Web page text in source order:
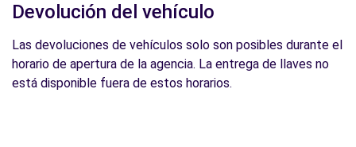
Devolución del vehículo
Las devoluciones de vehículos solo son posibles durante el
horario de apertura de la agencia. La entrega de llaves no
está disponible fuera de estos horarios.